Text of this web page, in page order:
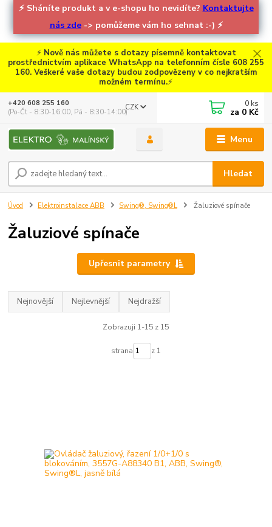
⚡ Sháníte produkt a v e-shopu ho nevidíte? Kontaktujte
nás zde-> pomůžeme vám ho sehnat :-) ⚡
⚡ Nově nás můžete s dotazy písemně kontaktovat
prostřednictvím aplikace WhatsApp na telefonním čísle 608 255
160. Veškeré vaše dotazy budou zodpovězeny v co nejkratším
možném termínu.⚡
Menu
CZK
Hledat
+420 608 255 160
(Po-Čt - 8:30-16:00, Pá - 8:30-14:00)
0 ks
za 0 Kč
Úvod Elektroinstalace ABB Swing®, Swing®L Žaluziové spínače
Žaluziové spínače
Upřesnit parametry
Nejnovější Nejlevnější Nejdražší
Zobrazuji 1-15 z 15
strana z 1